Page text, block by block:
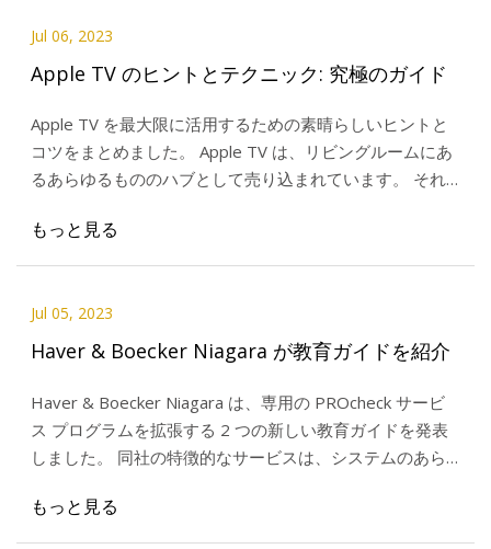
Jul 06, 2023
Apple TV のヒントとテクニック: 究極のガイド
Apple TV を最大限に活用するための素晴らしいヒントと
コツをまとめました。 Apple TV は、リビングルームにあ
るあらゆるもののハブとして売り込まれています。 それ
もっと見る
Jul 05, 2023
Haver & Boecker Niagara が教育ガイドを紹介
Haver & Boecker Niagara は、専用の PROcheck サービ
ス プログラムを拡張する 2 つの新しい教育ガイドを発表
しました。 同社の特徴的なサービスは、システムのあら
もっと見る